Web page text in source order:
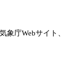
庁Webサイト、